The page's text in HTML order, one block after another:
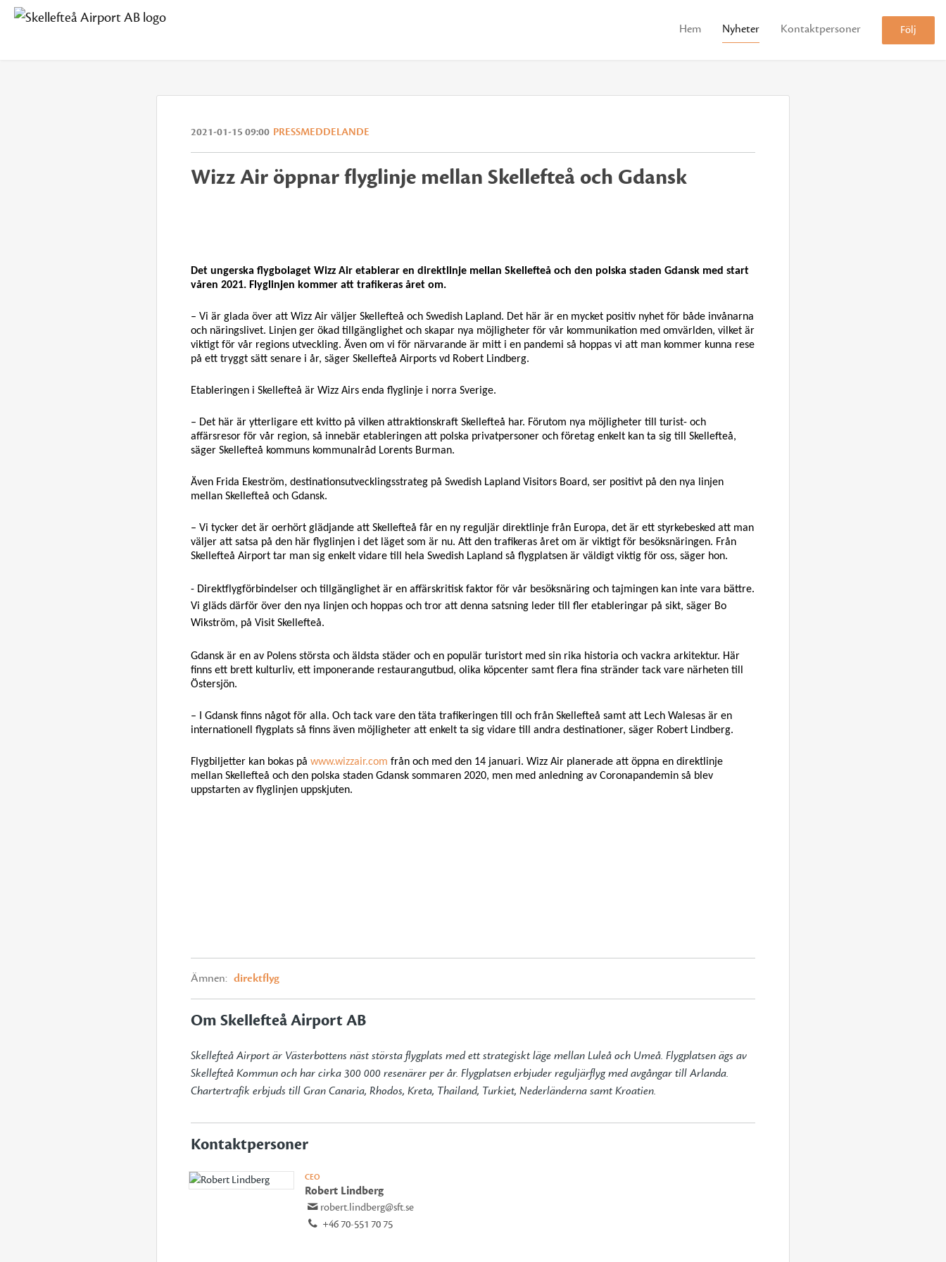
Hem Nyheter Kontaktpersoner Följ
2021-01-15 09:00 PRESSMEDDELANDE
Wizz Air öppnar flyglinje mellan Skellefteå och Gdansk
Det ungerska flygbolaget Wizz Air etablerar en direktlinje mellan Skellefteå och den polska staden Gdansk med start
våren 2021. Flyglinjen kommer att trafikeras året om.
– Vi är glada över att Wizz Air väljer Skellefteå och Swedish Lapland. Det här är en mycket positiv nyhet för både invånarna
och näringslivet. Linjen ger ökad tillgänglighet och skapar nya möjligheter för vår kommunikation med omvärlden, vilket är
viktigt för vår regions utveckling. Även om vi för närvarande är mitt i en pandemi så hoppas vi att man kommer kunna rese
på ett tryggt sätt senare i år, säger Skellefteå Airports vd Robert Lindberg.
Etableringen i Skellefteå är Wizz Airs enda flyglinje i norra Sverige.
– Det här är ytterligare ett kvitto på vilken attraktionskraft Skellefteå har. Förutom nya möjligheter till turist- och
affärsresor för vår region, så innebär etableringen att polska privatpersoner och företag enkelt kan ta sig till Skellefteå,
säger Skellefteå kommuns kommunalråd Lorents Burman.
Även Frida Ekeström, destinationsutvecklingsstrateg på Swedish Lapland Visitors Board, ser positivt på den nya linjen
mellan Skellefteå och Gdansk.
– Vi tycker det är oerhört glädjande att Skellefteå får en ny reguljär direktlinje från Europa, det är ett styrkebesked att man
väljer att satsa på den här flyglinjen i det läget som är nu. Att den trafikeras året om är viktigt för besöksnäringen. Från
Skellefteå Airport tar man sig enkelt vidare till hela Swedish Lapland så flygplatsen är väldigt viktig för oss, säger hon.
- Direktflygförbindelser och tillgänglighet är en affärskritisk faktor för vår besöksnäring och tajmingen kan inte vara bättre.
Vi gläds därför över den nya linjen och hoppas och tror att denna satsning leder till fler etableringar på sikt, säger Bo
Wikström, på Visit Skellefteå.
Gdansk är en av Polens största och äldsta städer och en populär turistort med sin rika historia och vackra arkitektur. Här
finns ett brett kulturliv, ett imponerande restaurangutbud, olika köpcenter samt flera fina stränder tack vare närheten till
Östersjön.
– I Gdansk finns något för alla. Och tack vare den täta trafikeringen till och från Skellefteå samt att Lech Walesas är en
internationell flygplats så finns även möjligheter att enkelt ta sig vidare till andra destinationer, säger Robert Lindberg.
Flygbiljetter kan bokas på www.wizzair.com från och med den 14 januari. Wizz Air planerade att öppna en direktlinje
mellan Skellefteå och den polska staden Gdansk sommaren 2020, men med anledning av Coronapandemin så blev
uppstarten av flyglinjen uppskjuten.
Ämnen: direktflyg
Om Skellefteå Airport AB
Skellefteå Airport är Västerbottens näst största flygplats med ett strategiskt läge mellan Luleå och Umeå. Flygplatsen ägs av
Skellefteå Kommun och har cirka 300 000 resenärer per år. Flygplatsen erbjuder reguljärflyg med avgångar till Arlanda.
Chartertrafik erbjuds till Gran Canaria, Rhodos, Kreta, Thailand, Turkiet, Nederländerna samt Kroatien.
Kontaktpersoner
CEO
Robert Lindberg
robert.lindberg@sft.se
+46 70-551 70 75